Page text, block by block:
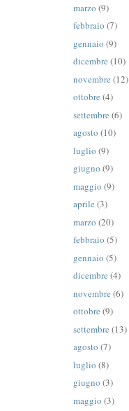
marzo (9)
febbraio (7)
gennaio (9)
dicembre (10)
novembre (12)
ottobre (4)
settembre (6)
agosto (10)
luglio (9)
giugno (9)
maggio (9)
aprile (3)
marzo (20)
febbraio (5)
gennaio (5)
dicembre (4)
novembre (6)
ottobre (9)
settembre (13)
agosto (7)
luglio (8)
giugno (3)
maggio (3)